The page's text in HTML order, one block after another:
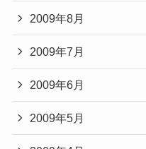
2009年8月
2009年7月
2009年6月
2009年5月